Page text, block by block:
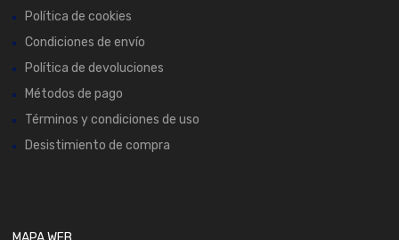
Política de cookies
Condiciones de envío
Política de devoluciones
Métodos de pago
Términos y condiciones de uso
Desistimiento de compra